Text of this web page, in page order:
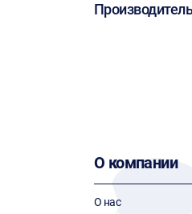
Производитель
О компании
О нас